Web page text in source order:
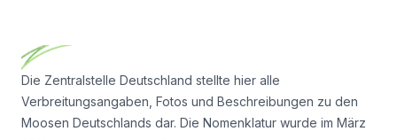
Die Zentralstelle Deutschland stellte hier alle
Verbreitungsangaben, Fotos und Beschreibungen zu den
Moosen Deutschlands dar. Die Nomenklatur wurde im März